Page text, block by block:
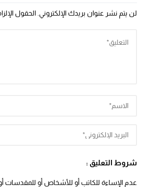
لن يتم نشر عنوان بريدك الإلكتروني. الحقول
شروط التعليق :
عدم الإساءة للكاتب أو للأشخاص أو للمقدسات